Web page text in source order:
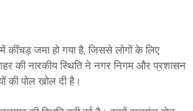
जमा हो गया है, जिससे लोगों के लिए
की नारकीय स्थिति ने नगर निगम और प्रशासन
की पोल खोल दी है।